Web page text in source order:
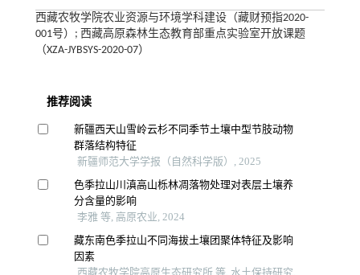
西藏农牧学院农业资源与环境学科建设（藏财预指2020-
001号）; 西藏高原森林生态教育部重点实验室开放课题
（XZA-JYBSYS-2020-07）